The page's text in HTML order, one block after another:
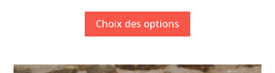
Choix des options
Ce